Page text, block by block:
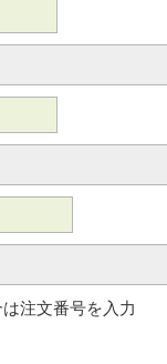
注文番号を入力